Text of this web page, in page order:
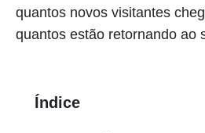
quantos novos visitantes
quantos estão retornando ao
Índice